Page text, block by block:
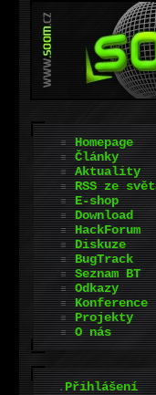
Homepage
Články
Aktuality
RSS ze
E-shop
Download
HackForum
Diskuze
BugTrack
Seznam BT
Odkazy
Konference
Projekty
O nás
.Přihlášení